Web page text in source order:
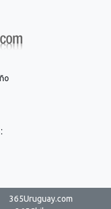
365Uruguay.com